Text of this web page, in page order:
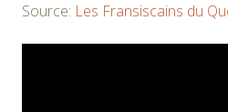
Source: Les Fransiscains du